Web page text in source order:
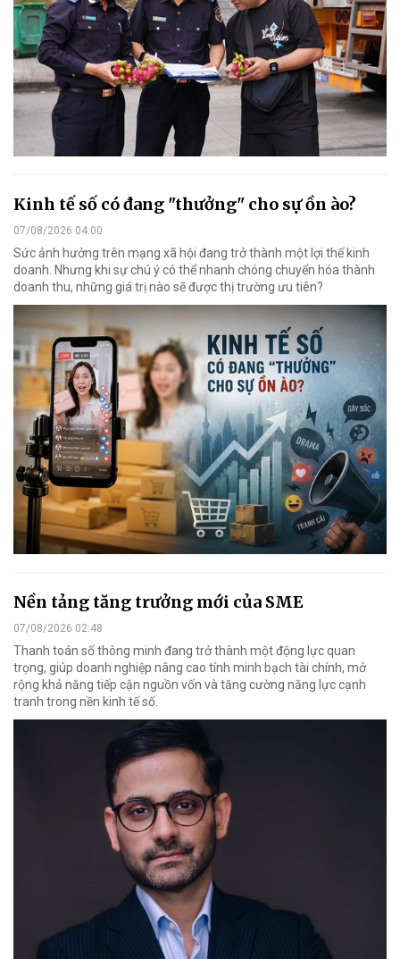
Kinh tế số có đang "thưởng" cho sự ồn ào?
07/08/2026 04:00
Sức ảnh hưởng trên mạng xã hội đang trở thành một lợi thế kinh
doanh. Nhưng khi sự chú ý có thể nhanh chóng chuyển hóa thành
doanh thu, những giá trị nào sẽ được thị trường ưu tiên?
Nền tảng tăng trưởng mới của SME
07/08/2026 02:48
Thanh toán số thông minh đang trở thành một động lực quan
trọng, giúp doanh nghiệp nâng cao tính minh bạch tài chính, mở
rộng khả năng tiếp cận nguồn vốn và tăng cường năng lực cạnh
tranh trong nền kinh tế số.